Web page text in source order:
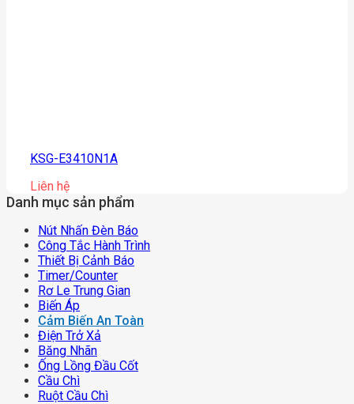
KSG-E3410N1A
Liên hệ
Danh mục sản phẩm
Nút Nhấn Đèn Báo
Công Tắc Hành Trình
Thiết Bị Cảnh Báo
Timer/counter
Rơ Le Trung Gian
Biến Áp
Cảm Biến An Toàn
Điện Trở Xả
Băng Nhãn
Ống Lồng Đầu Cốt
Cầu Chì
Ruột Cầu Chì